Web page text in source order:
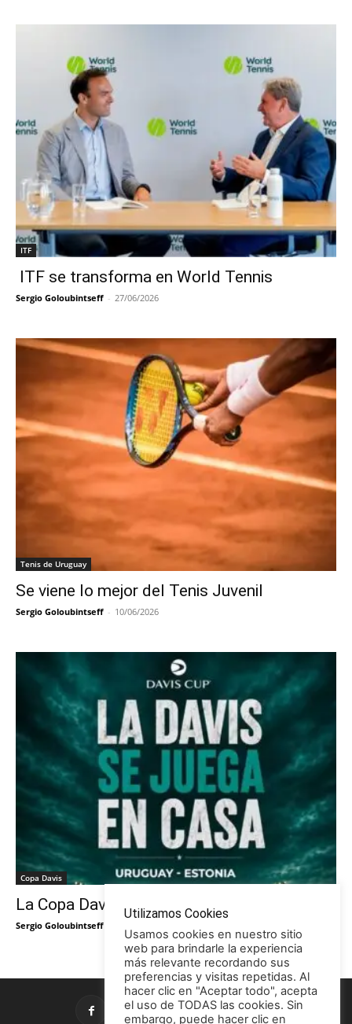
ITF
ITF se transforma en World Tennis
Sergio Goloubintseff - 27/06/2026
Tenis de Uruguay
Se viene lo mejor del Tenis Juvenil
Sergio Goloubintseff - 10/06/2026
Copa Davis
La Copa Davis vuelve al Círculo
Sergio Goloubintseff
Utilizamos Cookies
Usamos cookies en nuestro sitio
web para brindarle la experiencia
más relevante recordando sus
preferencias y visitas repetidas. Al
hacer clic en "Aceptar todo", acepta
el uso de TODAS las cookies. Sin
embargo, puede hacer clic en